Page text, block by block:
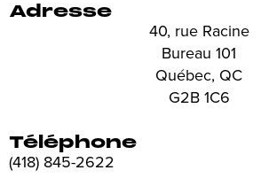
Adresse
40, rue Racine
Bureau 101
Québec, QC
G2B 1C6
Téléphone
(418) 845-2622